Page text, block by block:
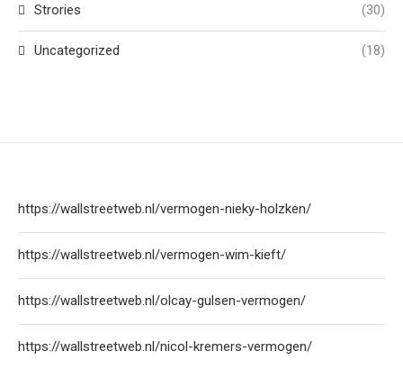
Strories (30)
Uncategorized (18)
https://wallstreetweb.nl/vermogen-nieky-holzken/
https://wallstreetweb.nl/vermogen-wim-kieft/
https://wallstreetweb.nl/olcay-gulsen-vermogen/
https://wallstreetweb.nl/nicol-kremers-vermogen/